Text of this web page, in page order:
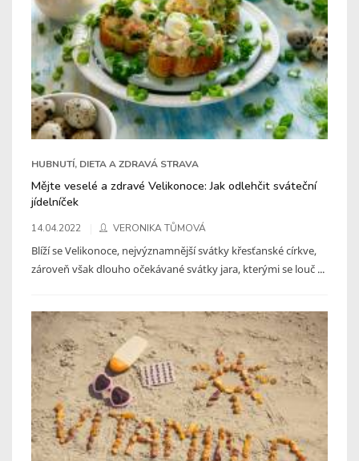
HUBNUTÍ, DIETA A ZDRAVÁ STRAVA
Mějte veselé a zdravé Velikonoce: Jak odlehčit sváteční
jídelníček
14.04.2022 VERONIKA TŮMOVÁ
Blíží se Velikonoce, nejvýznamnější svátky křesťanské církve,
zároveň však dlouho očekávané svátky jara, kterými se louč ...